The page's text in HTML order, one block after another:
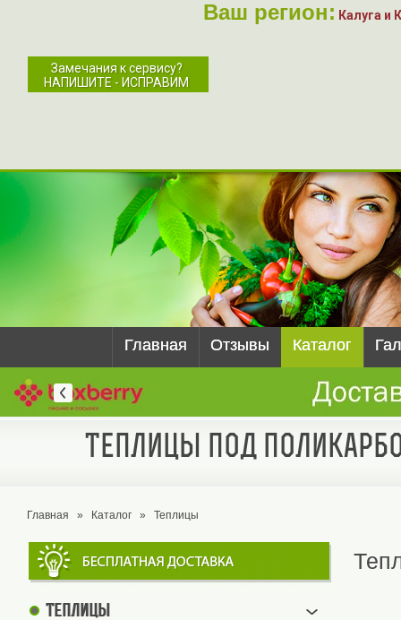
Ваш регион: Калуга и
Замечания к сервису?
НАПИШИТЕ - ИСПРАВИМ
Главная Отзывы Каталог
Теплицы под
Главная » Каталог » Теплицы
Теплицы